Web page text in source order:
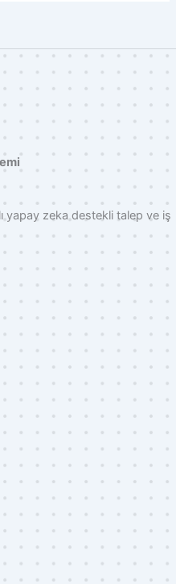
yapay zeka destekli talep ve iş